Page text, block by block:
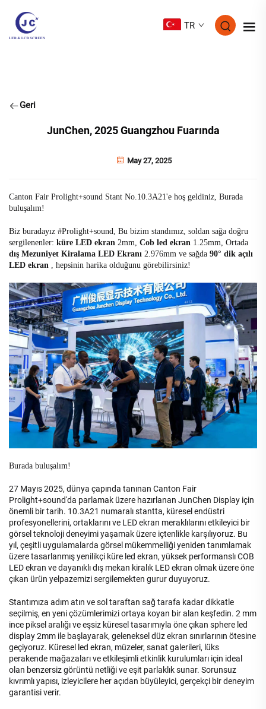
TR
Geri
JunChen, 2025 Guangzhou Fuarında
May 27, 2025
Canton Fair Prolight+sound Stant No.10.3A21'e hoş geldiniz, Burada
buluşalım!
Biz buradayız #Prolight+sound, Bu bizim standımız, soldan sağa doğru
sergilenenler: küre LED ekran 2mm, Cob led ekran 1.25mm, Ortada
dış Mezuniyet Kiralama LED Ekranı 2.976mm ve sağda 90° dik açılı
LED ekran
, hepsinin harika olduğunu görebilirsiniz!
Burada buluşalım!
27 Mayıs 2025, dünya çapında tanınan Canton Fair
Prolight+sound'da parlamak üzere hazırlanan JunChen Display için
önemli bir tarih. 10.3A21 numaralı stantta, küresel endüstri
profesyonellerini, ortaklarını ve LED ekran meraklılarını etkileyici bir
görsel teknoloji deneyimi yaşamak üzere içtenlikle karşılıyoruz. Bu
yıl, çeşitli uygulamalarda görsel mükemmelliği yeniden tanımlamak
üzere tasarlanmış yenilikçi küre led ekran, yüksek performanslı COB
LED ekran ve dayanıklı dış mekan kiralık LED ekran olmak üzere öne
çıkan ürün yelpazemizi sergilemekten gurur duyuyoruz.
Stantımıza adım atın ve sol taraftan sağ tarafa kadar dikkatle
seçilmiş, en yeni çözümlerimizi ortaya koyan bir alan keşfedin. 2 mm
ince piksel aralığı ve eşsiz küresel tasarımıyla öne çıkan sphere led
display 2mm ile başlayarak, geleneksel düz ekran sınırlarının ötesine
geçiyoruz. Küresel led ekran, müzeler, sanat galerileri, lüks
perakende mağazaları ve etkileşimli etkinlik kurulumları için ideal
olan benzersiz görüntü netliği ve eşit parlaklık sunar. Sorunsuz
kıvrımlı yapısı, izleyicilere her açıdan büyüleyici, gerçekçi bir deneyim
garantisi verir.